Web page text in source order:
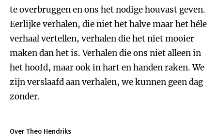
te overbruggen en ons het nodige houvast geven.
Eerlijke verhalen, die niet het halve maar het héle
verhaal vertellen, verhalen die het niet mooier
maken dan het is. Verhalen die ons niet alleen in
het hoofd, maar ook in hart en handen raken. We
zijn verslaafd aan verhalen, we kunnen geen dag
zonder.
Over Theo Hendriks